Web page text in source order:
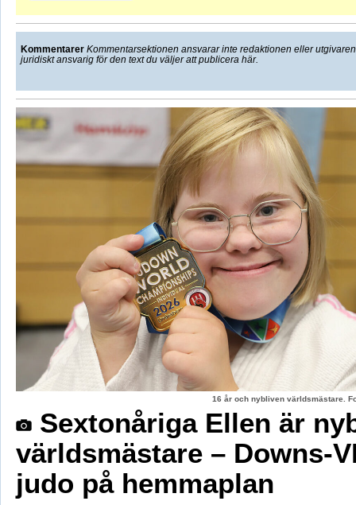
Kommentarer Kommentarsektionen ansvarar inte redaktionen eller
juridiskt ansvarig för den text du väljer att publicera här.
16 år och nybliven världsmästare.
Sextonåriga Ellen är
världsmästare – Downs-
judo på hemmaplan